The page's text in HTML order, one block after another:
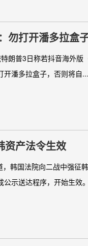
勿打开潘多拉盒
朗普3日称若抖音海外
开潘多拉盒子，否则将自...
资产法令生效
韩国法院向二战中强征
示送达程序，开始生效